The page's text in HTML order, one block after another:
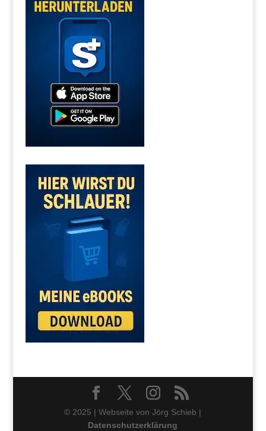
© 2025 | Webseite von Jörg Schieb |
Datenschutzerklärung